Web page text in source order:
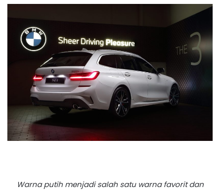
Warna putih menjadi salah satu warna favorit dan